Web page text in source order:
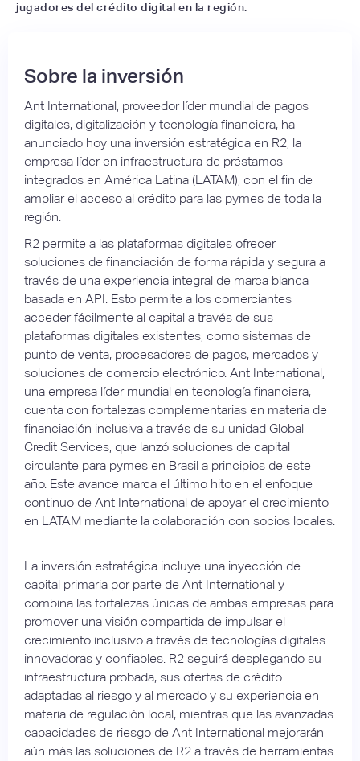
jugadores del crédito digital en la región.
Sobre la inversión
Ant International, proveedor líder mundial de pagos
digitales, digitalización y tecnología financiera, ha
anunciado hoy una inversión estratégica en R2, la
empresa líder en infraestructura de préstamos
integrados en América Latina (LATAM), con el fin de
ampliar el acceso al crédito para las pymes de toda la
región.
R2 permite a las plataformas digitales ofrecer
soluciones de financiación de forma rápida y segura a
través de una experiencia integral de marca blanca
basada en API. Esto permite a los comerciantes
acceder fácilmente al capital a través de sus
plataformas digitales existentes, como sistemas de
punto de venta, procesadores de pagos, mercados y
soluciones de comercio electrónico. Ant International,
una empresa líder mundial en tecnología financiera,
cuenta con fortalezas complementarias en materia de
financiación inclusiva a través de su unidad Global
Credit Services, que lanzó soluciones de capital
circulante para pymes en Brasil a principios de este
año. Este avance marca el último hito en el enfoque
continuo de Ant International de apoyar el crecimiento
en LATAM mediante la colaboración con socios locales.
La inversión estratégica incluye una inyección de
capital primaria por parte de Ant International y
combina las fortalezas únicas de ambas empresas para
promover una visión compartida de impulsar el
crecimiento inclusivo a través de tecnologías digitales
innovadoras y confiables. R2 seguirá desplegando su
infraestructura probada, sus ofertas de crédito
adaptadas al riesgo y al mercado y su experiencia en
materia de regulación local, mientras que las avanzadas
capacidades de riesgo de Ant International mejorarán
aún más las soluciones de R2 a través de herramientas